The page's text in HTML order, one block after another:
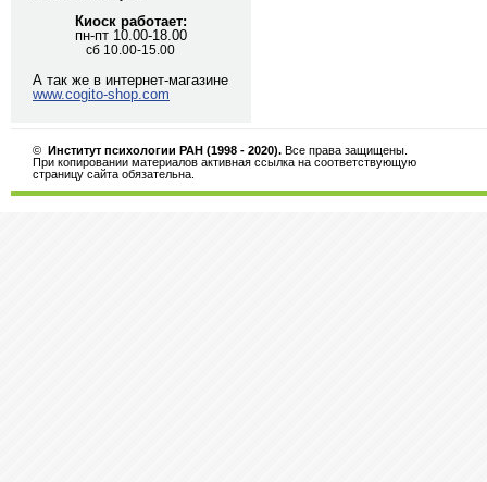
Киоск работает:
пн-пт 10.00-18.00
сб 10.00-15.00
А так же в интернет-магазине
www.cogito-shop.com
© Институт психологии РАН (1998 - 2020). Все права защищены.
При копировании материалов активная ссылка на соответствующую
страницу сайта обязательна.